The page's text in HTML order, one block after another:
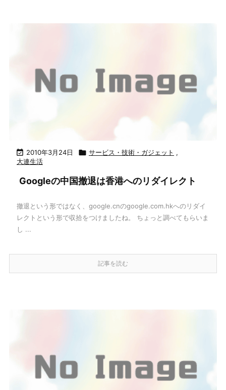
 2010年3月24日  サービス・技術・ガジェット ,
大連生活
Googleの中国撤退は香港へのリダイレクト
撤退という形ではなく、google.cnのgoogle.com.hkへのリダイ
レクトという形で収拾をつけましたね。 ちょっと調べてもらいま
し ...
記事を読む